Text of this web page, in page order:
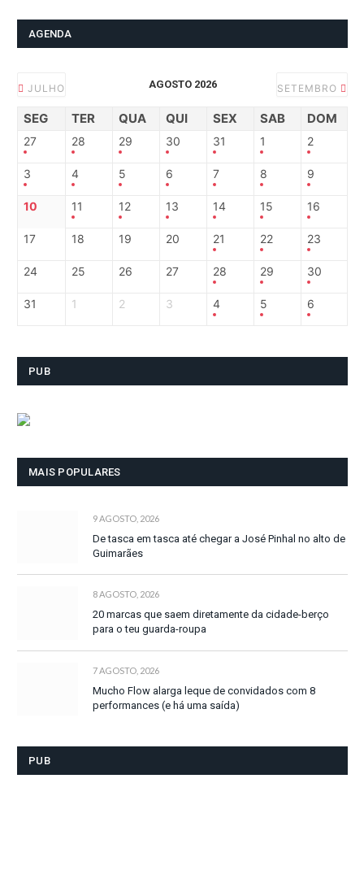
AGENDA
JULHO AGOSTO 2026 SETEMBRO
SEG TER QUA QUI SEX SAB DOM
27 28 29 30 31 1 2
3 4 5 6 7 8 9
10 11 12 13 14 15 16
17 18 19 20 21 22 23
24 25 26 27 28 29 30
31 1 2 3 4 5 6
PUB
MAIS POPULARES
9 AGOSTO, 2026
De tasca em tasca até chegar a José Pinhal no alto de
Guimarães
8 AGOSTO, 2026
20 marcas que saem diretamente da cidade-berço
para o teu guarda-roupa
7 AGOSTO, 2026
Mucho Flow alarga leque de convidados com 8
performances (e há uma saída)
PUB